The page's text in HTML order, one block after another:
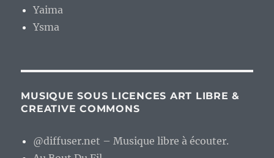
Yaima
Ysma
MUSIQUE SOUS LICENCES ART LIBRE &
CREATIVE COMMONS
@diffuser.net – Musique libre à écouter.